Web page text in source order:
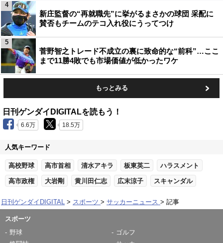
新庄監督の“再就職先”に挙がるまさかの球団 采配に
賛否もチームのテコ入れ役にうってつけ
4
菅野智之トレード不成立の裏に致命的な“前科”…ここ
まで11勝4敗でも市場価値が低かったワケ
5
もっとみる
日刊ゲンダイDIGITALを読もう！
6.6万 18.5万
人気キーワード
高校野球 高市首相 清水アキラ 板東英二 ハラスメント
高市政権 大岩剛 黄川田仁志 広末涼子 スキャンダル
日刊ゲンダイDIGITAL スポーツ サッカーニュース 記事
スポーツ
野球
ゴルフ